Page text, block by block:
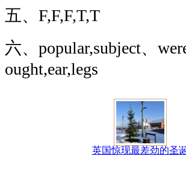
五、F,F,F,T,T
六、popular,subject、
ought,ear,legs
英国惊现最差劲的圣